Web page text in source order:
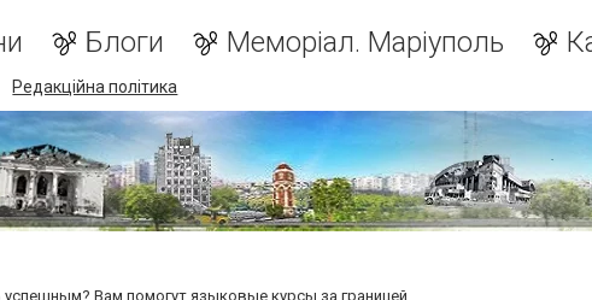
Блоги Меморіал. Маріуполь
Редакційна політика
успешным? Вам помогут языковые курсы за границей